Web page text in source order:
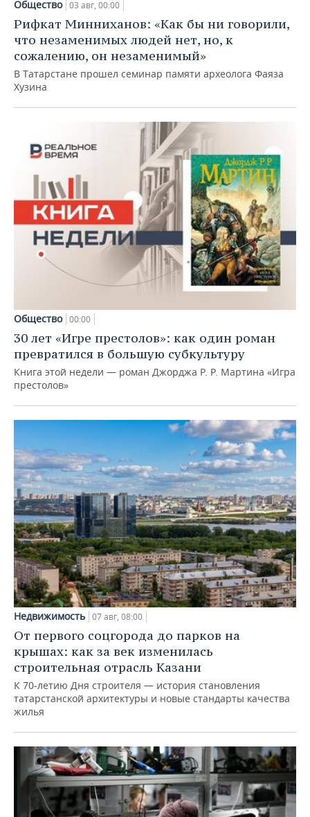
Общество 03 авг, 00:00
Рифкат Минниханов: «Как бы ни говорили,
что незаменимых людей нет, но, к
сожалению, он незаменимый»
В Татарстане прошел семинар памяти археолога Фаяза
Хузина
Общество 00:00
30 лет «Игре престолов»: как один роман
превратился в большую субкультуру
Книга этой недели — роман Джорджа Р. Р. Мартина «Игра
престолов»
Недвижимость 07 авг, 08:00
От первого соцгорода до парков на
крышах: как за век изменилась
строительная отрасль Казани
К 70-летию Дня строителя — история становления
татарстанской архитектуры и новые стандарты качества
жилья